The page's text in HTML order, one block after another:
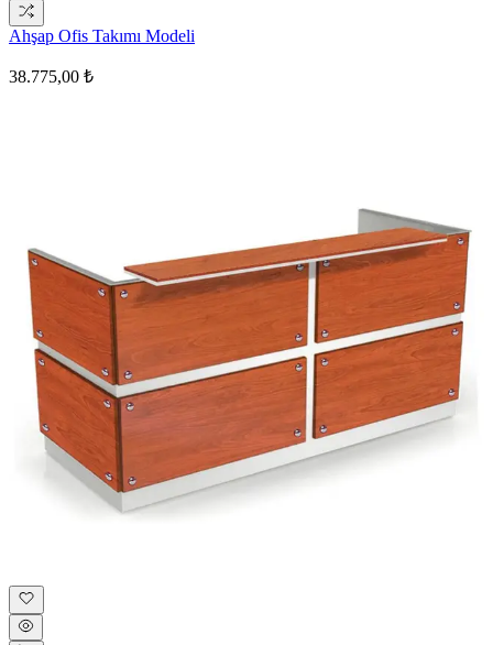
Ahşap Ofis Takımı Modeli
38.775,00 ₺